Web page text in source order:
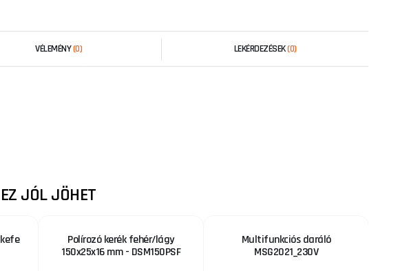
VÉLEMÉNY(0) LEKÉRDEZÉSEK(0)
JÓL JÖHET
Polírozó kerék fehér/lágy
150x25x16 mm - DSM150PSF
Multifunkciós daráló
MSG2021_230V